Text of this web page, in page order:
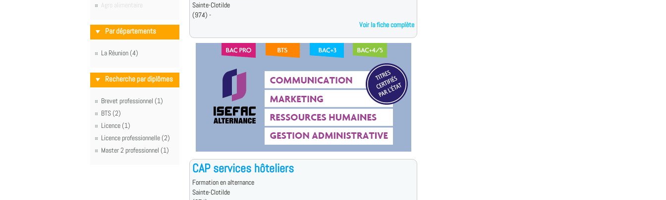
Agro alimentaire
Par départements
La Réunion (4)
Recherche par diplômes
Brevet professionnel (1)
BTS (2)
Licence (1)
Licence professionnelle (2)
Master 2 professionnel (1)
Sainte-Clotilde
(974) -
Voir la fiche complète
CAP services hôteliers
Formation en alternance
Sainte-Clotilde